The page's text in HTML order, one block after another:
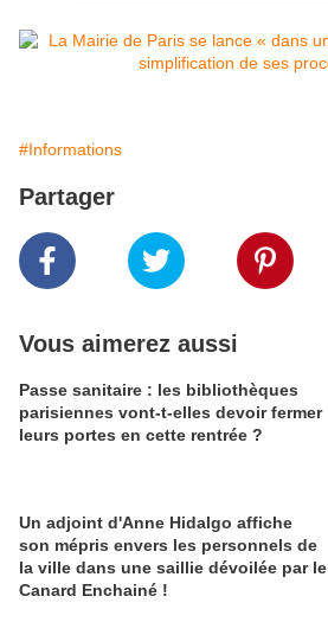
#Informations
Partager
Vous aimerez aussi
Passe sanitaire : les bibliothèques
parisiennes vont-t-elles devoir fermer
leurs portes en cette rentrée ?
Un adjoint d'Anne Hidalgo affiche
son mépris envers les personnels de
la ville dans une saillie dévoilée par le
Canard Enchainé !